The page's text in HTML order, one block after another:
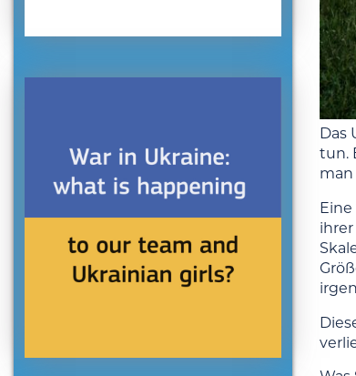
Das
tun.
man